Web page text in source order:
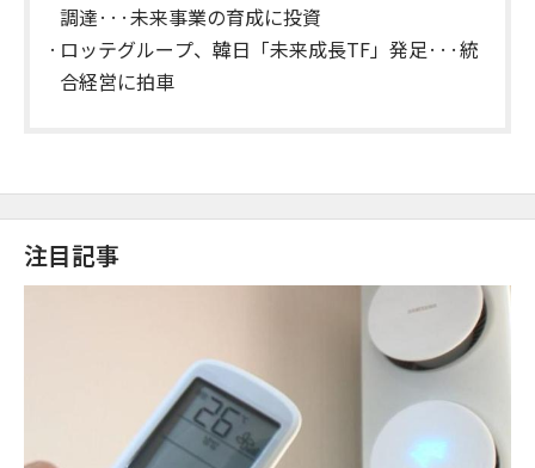
調達···未来事業の育成に投資
ロッテグループ、韓日「未来成長TF」発足···統
合経営に拍車
注目記事